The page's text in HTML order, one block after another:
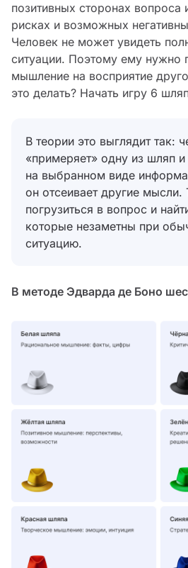
позитивных сторонах вопроса
рисках и возможных
Человек не может увидеть
ситуации. Поэтому ему нужно
мышление на восприятие
это делать? Начать игру 6
В теории это выглядит так:
«примеряет» одну из шляп и
на выбранном виде
он отсеивает другие
погрузиться в вопрос и
которые незаметны при
ситуацию.
В методе Эдварда де Боно